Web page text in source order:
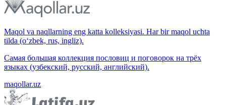
Maqol va naqllarning eng katta kolleksiyasi. Har bir maqol uchta
tilda (o‘zbek, rus, ingliz).
Самая большая коллекция пословиц и поговорок на трёх
языках (узбекский, русский, английский).
maqollar.uz